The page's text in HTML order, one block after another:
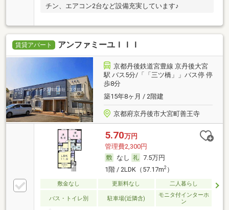
チン、エアコン2台など設備充実しています♪
賃貸アパート アンファミーユＩＩＩ
京都丹後鉄道宮豊線 京丹後大宮
駅 バス5分/「「三ツ橋」」バス停 停
歩8分
築15年8ヶ月 / 2階建
京都府京丹後市大宮町善王寺
5.70万円
管理費2,300円
なし
7.5万円
1階 / 2LDK（57.17m2）
敷金なし 更新料なし 二人暮らし
バス・トイレ別 駐車場(近隣含)
モニタ付インターホ
ン